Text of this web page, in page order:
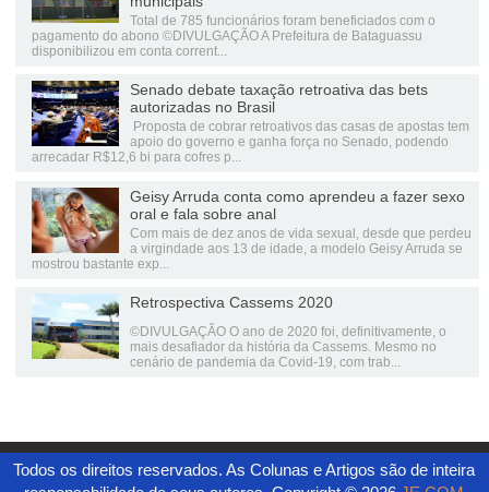
Total de 785 funcionários foram beneficiados com o
pagamento do abono ©DIVULGAÇÃO A Prefeitura de Bataguassu
disponibilizou em conta corrent...
Senado debate taxação retroativa das bets
autorizadas no Brasil
Proposta de cobrar retroativos das casas de apostas tem
apoio do governo e ganha força no Senado, podendo
arrecadar R$12,6 bi para cofres p...
Geisy Arruda conta como aprendeu a fazer sexo
oral e fala sobre anal
Com mais de dez anos de vida sexual, desde que perdeu
a virgindade aos 13 de idade, a modelo Geisy Arruda se
mostrou bastante exp...
Retrospectiva Cassems 2020
©DIVULGAÇÃO O ano de 2020 foi, definitivamente, o
mais desafiador da história da Cassems. Mesmo no
cenário de pandemia da Covid-19, com trab...
Todos os direitos reservados. As Colunas e Artigos são de inteira